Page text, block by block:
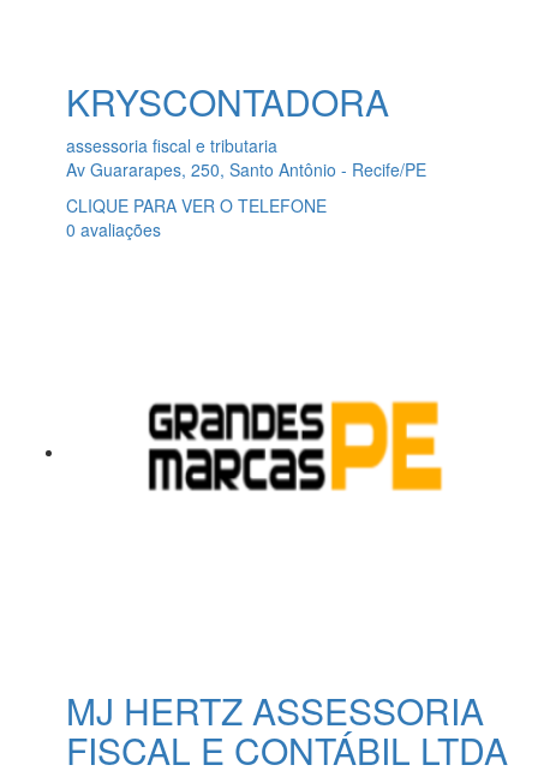
KRYSCONTADORA
assessoria fiscal e tributaria
Av Guararapes, 250, Santo Antônio - Recife/PE
CLIQUE PARA VER O TELEFONE
0 avaliações
MJ HERTZ ASSESSORIA
FISCAL E CONTÁBIL LTDA